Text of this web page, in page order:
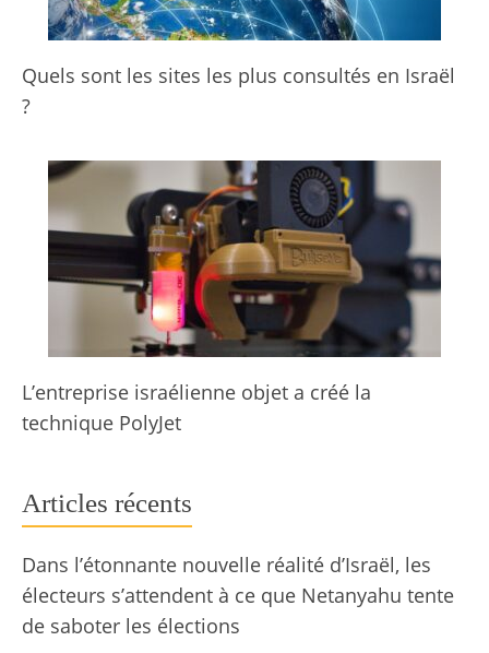
Quels sont les sites les plus consultés en Israël
?
L’entreprise israélienne objet a créé la
technique PolyJet
Articles récents
Dans l’étonnante nouvelle réalité d’Israël, les
électeurs s’attendent à ce que Netanyahu tente
de saboter les élections